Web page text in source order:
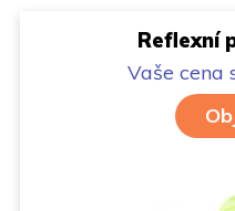
Reflexní
Vaše cena